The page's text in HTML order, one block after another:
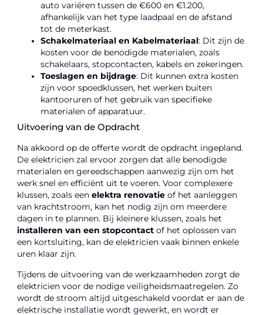
auto variëren tussen de €600 en €1.200,
afhankelijk van het type laadpaal en de afstand
tot de meterkast.
Schakelmateriaal en Kabelmateriaal: Dit zijn de
kosten voor de benodigde materialen, zoals
schakelaars, stopcontacten, kabels en zekeringen.
Toeslagen en bijdrage: Dit kunnen extra kosten
zijn voor spoedklussen, het werken buiten
kantooruren of het gebruik van specifieke
materialen of apparatuur.
Uitvoering van de Opdracht
Na akkoord op de offerte wordt de opdracht ingepland.
De elektricien zal ervoor zorgen dat alle benodigde
materialen en gereedschappen aanwezig zijn om het
werk snel en efficiënt uit te voeren. Voor complexere
klussen, zoals eenelektra renovatie of het aanleggen
van krachtstroom, kan het nodig zijn om meerdere
dagen in te plannen. Bij kleinere klussen, zoals het
installeren van een stopcontact of het oplossen van
een kortsluiting, kan de elektricien vaak binnen enkele
uren klaar zijn.
Tijdens de uitvoering van de werkzaamheden zorgt de
elektricien voor de nodige veiligheidsmaatregelen. Zo
wordt de stroom altijd uitgeschakeld voordat er aan de
elektrische installatie wordt gewerkt, en wordt er